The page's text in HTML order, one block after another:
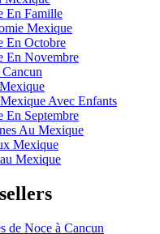
En Famille
Mexique
En Octobre
En Novembre
Avec Enfants
En Septembre
Au Mexique
Mexique
Mexique
de Noce à Cancun